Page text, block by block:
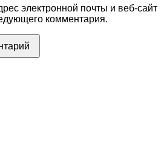
электронной почты и веб-сайт
комментария.